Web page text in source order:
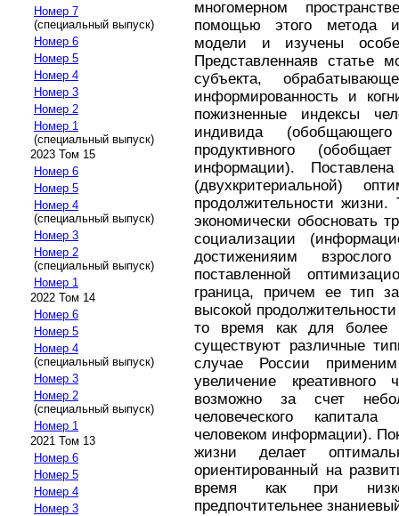
Номер 7
(специальный выпуск)
Номер 6
Номер 5
Номер 4
Номер 3
Номер 2
Номер 1
(специальный выпуск)
2023 Том 15
Номер 6
Номер 5
Номер 4
(специальный выпуск)
Номер 3
Номер 2
(специальный выпуск)
Номер 1
2022 Том 14
Номер 6
Номер 5
Номер 4
(специальный выпуск)
Номер 3
Номер 2
(специальный выпуск)
Номер 1
2021 Том 13
Номер 6
Номер 5
Номер 4
Номер 3
многомерном
помощью этого метода
модели и изучены
Представленнаяв статье
субъекта,
информированность и
пожизненные индексы
индивида
продуктивного
информации).
(двухкритериальной)
продолжительности
экономически обосновать
социализации
достиженияим
поставленной
граница, причем ее тип
высокой
то время как для более
существуют различные
случае России
увеличение креативного
возможно за счет
человеческого
человеком информации).
жизни делает
ориентированный на
время как при
предпочтительнее